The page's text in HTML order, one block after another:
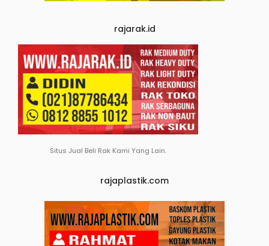
rajarak.id
Situs Jual Beli Rak Kami Yang Lain.
rajaplastik.com